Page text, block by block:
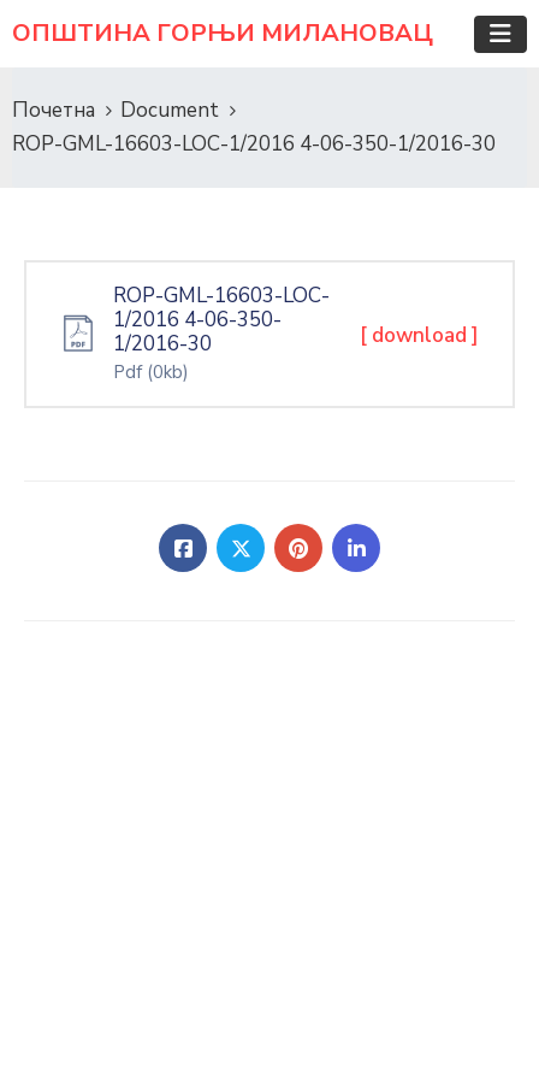
ОПШТИНА ГОРЊИ МИЛАНОВАЦ
Почетна
Document
ROP-GML-16603-LOC-1/2016 4-06-350-1/2016-30
ROP-GML-16603-LOC-
1/2016 4-06-350-
1/2016-30
Pdf (0kb)
[ download ]